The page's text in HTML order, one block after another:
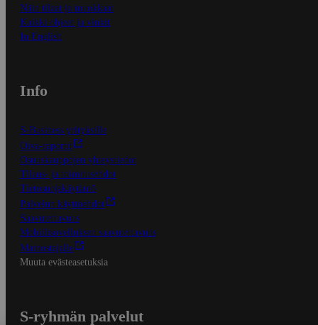
Näin tilaat ja muokkaat
Kaikki ohjeet ja vinkit
In English
Info
S-Business yrityksille
Oiva-raportit
Osuuskauppojen yhteystiedot
Tilaus- ja toimitusehdot
Tietosuojakäytäntö
Palvelun käyttöehdot
Saavutettavuus
Mobiilisovelluksen saavutettavuus
Mainostajalle
Muuta evästeasetuksia
S-ryhmän palvelut